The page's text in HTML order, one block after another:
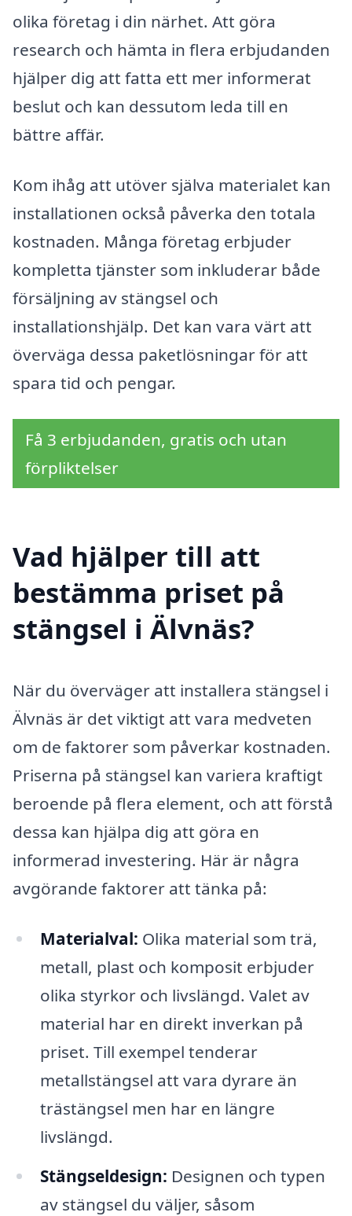
olika företag i din närhet. Att göra
research och hämta in flera erbjudanden
hjälper dig att fatta ett mer informerat
beslut och kan dessutom leda till en
bättre affär.
Kom ihåg att utöver själva materialet kan
installationen också påverka den totala
kostnaden. Många företag erbjuder
kompletta tjänster som inkluderar både
försäljning av stängsel och
installationshjälp. Det kan vara värt att
överväga dessa paketlösningar för att
spara tid och pengar.
Få 3 erbjudanden, gratis och utan
förpliktelser
Vad hjälper till att
bestämma priset på
stängsel i Älvnäs?
När du överväger att installera stängsel i
Älvnäs är det viktigt att vara medveten
om de faktorer som påverkar kostnaden.
Priserna på stängsel kan variera kraftigt
beroende på flera element, och att förstå
dessa kan hjälpa dig att göra en
informerad investering. Här är några
avgörande faktorer att tänka på:
Materialval: Olika material som trä,
metall, plast och komposit erbjuder
olika styrkor och livslängd. Valet av
material har en direkt inverkan på
priset. Till exempel tenderar
metallstängsel att vara dyrare än
trästängsel men har en längre
livslängd.
Stängseldesign: Designen och typen
av stängsel du väljer, såsom